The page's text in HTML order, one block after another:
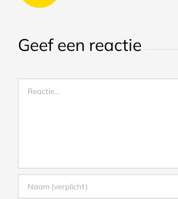
Geef een reactie
Reactie